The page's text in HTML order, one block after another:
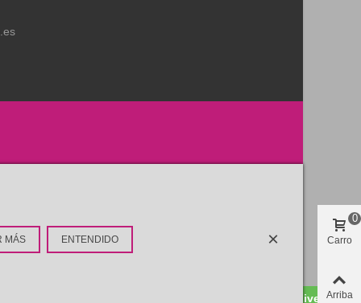
Whatsapp Live Chat
Carro
0
Arriba
MÁS ENTENDIDO ×